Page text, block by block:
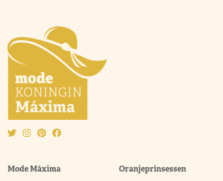
Mode Máxima Oranjeprinsessen